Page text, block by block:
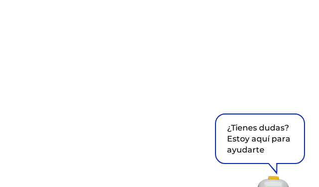
¿Tienes dudas?
Estoy aquí para
ayudarte